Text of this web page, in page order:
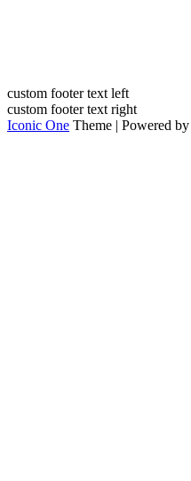
custom footer text left
custom footer text right
Iconic One Theme | Powered by